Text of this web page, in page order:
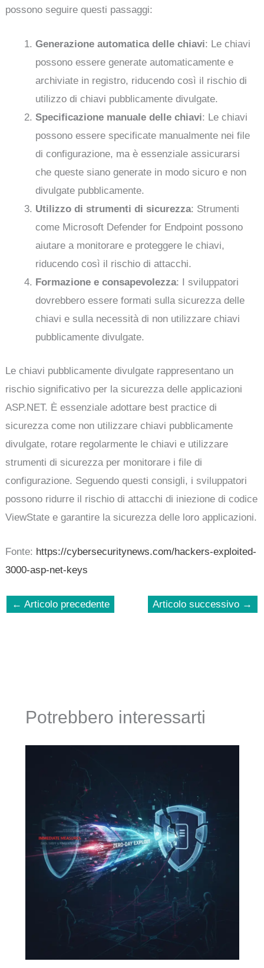
possono seguire questi passaggi:
Generazione automatica delle chiavi: Le chiavi
possono essere generate automaticamente e
archiviate in registro, riducendo così il rischio di
utilizzo di chiavi pubblicamente divulgate.
Specificazione manuale delle chiavi: Le chiavi
possono essere specificate manualmente nei file
di configurazione, ma è essenziale assicurarsi
che queste siano generate in modo sicuro e non
divulgate pubblicamente.
Utilizzo di strumenti di sicurezza: Strumenti
come Microsoft Defender for Endpoint possono
aiutare a monitorare e proteggere le chiavi,
riducendo così il rischio di attacchi.
Formazione e consapevolezza: I sviluppatori
dovrebbero essere formati sulla sicurezza delle
chiavi e sulla necessità di non utilizzare chiavi
pubblicamente divulgate.
Le chiavi pubblicamente divulgate rappresentano un
rischio significativo per la sicurezza delle applicazioni
ASP.NET. È essenziale adottare best practice di
sicurezza come non utilizzare chiavi pubblicamente
divulgate, rotare regolarmente le chiavi e utilizzare
strumenti di sicurezza per monitorare i file di
configurazione. Seguendo questi consigli, i sviluppatori
possono ridurre il rischio di attacchi di iniezione di codice
ViewState e garantire la sicurezza delle loro applicazioni.
Fonte: https://cybersecuritynews.com/hackers-exploited-
3000-asp-net-keys
← Articolo precedente Articolo successivo →
Potrebbero interessarti